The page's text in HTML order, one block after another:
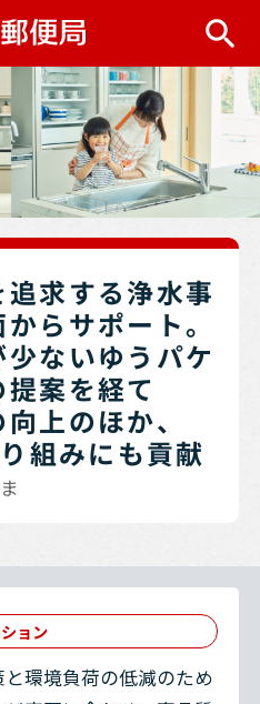
求する浄水事
らサポート。
ないゆうパケ
案を経て
上のほか、
組みにも貢献
ョン
環境負荷の低減のため